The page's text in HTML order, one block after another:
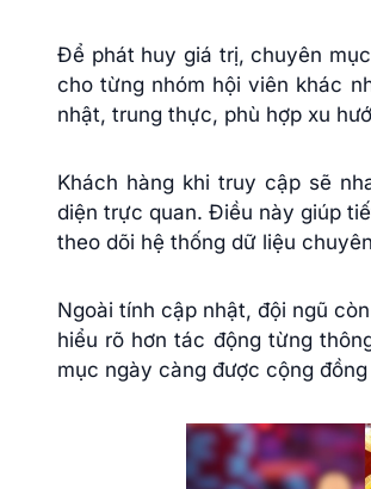
Để phát huy giá trị, chuyên
cho từng nhóm hội viên khác
nhật, trung thực, phù hợp xu
Khách hàng khi truy cập sẽ
diện trực quan. Điều này giúp
theo dõi hệ thống dữ liệu
Ngoài tính cập nhật, đội ngũ
hiểu rõ hơn tác động từng
mục ngày càng được cộng